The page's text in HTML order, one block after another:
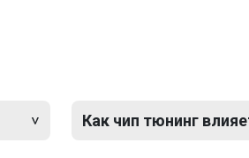
Как чип тюнинг